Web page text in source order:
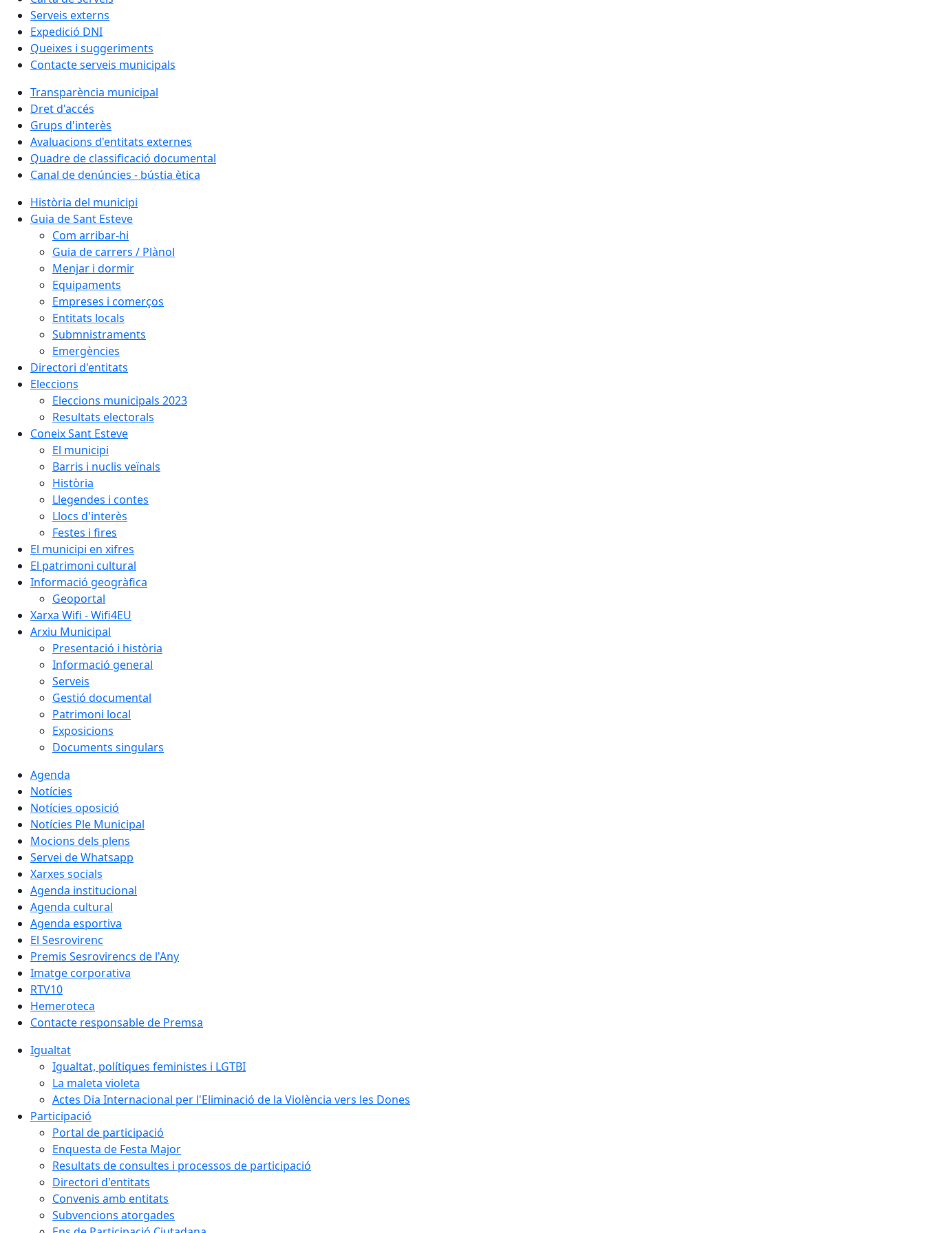
Serveis externs
Expedició DNI
Queixes i suggeriments
Contacte serveis municipals
Transparència municipal
Dret d'accés
Grups d'interès
Avaluacions d'entitats externes
Quadre de classificació documental
Canal de denúncies - bústia ètica
Història del municipi
Guia de Sant Esteve
Com arribar-hi
Guia de carrers / Plànol
Menjar i dormir
Equipaments
Empreses i comerços
Entitats locals
Submnistraments
Emergències
Directori d'entitats
Eleccions
Eleccions municipals 2023
Resultats electorals
Coneix Sant Esteve
El municipi
Barris i nuclis veïnals
Història
Llegendes i contes
Llocs d'interès
Festes i fires
El municipi en xifres
El patrimoni cultural
Informació geogràfica
Geoportal
Xarxa Wifi - Wifi4EU
Arxiu Municipal
Presentació i història
Informació general
Serveis
Gestió documental
Patrimoni local
Exposicions
Documents singulars
Agenda
Notícies
Notícies oposició
Notícies Ple Municipal
Mocions dels plens
Servei de Whatsapp
Xarxes socials
Agenda institucional
Agenda cultural
Agenda esportiva
El Sesrovirenc
Premis Sesrovirencs de l'Any
Imatge corporativa
RTV10
Hemeroteca
Contacte responsable de Premsa
Igualtat
Igualtat, polítiques feministes i LGTBI
La maleta violeta
Actes Dia Internacional per l'Eliminació de la Violència vers les Dones
Participació
Portal de participació
Enquesta de Festa Major
Resultats de consultes i processos de participació
Directori d'entitats
Convenis amb entitats
Subvencions atorgades